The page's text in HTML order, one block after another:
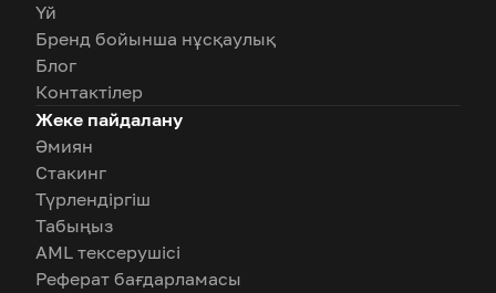
Үй
Бренд бойынша нұсқаулық
Блог
Контактілер
Жеке пайдалану
Әмиян
Стакинг
Түрлендіргіш
Табыңыз
AML тексерушісі
Реферат бағдарламасы